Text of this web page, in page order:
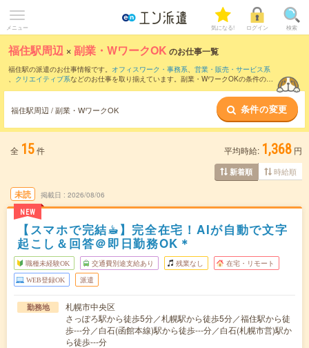
メニュー 気になる! ログイン 検索
福住駅周辺 ×副業・WワークOK のお仕事一覧
福住駅の派遣のお仕事情報です。 オフィスワーク・事務系、 営業・販売・サービス系
、 クリエイティブ系などのお仕事を取り揃えています。副業・WワークOKの条件の他
福住駅周辺 / 副業・WワークOK 条件の変更
全 15件 平均時給: 1,368 円
新着順 時給順
未読
NEW
掲載日 2026/08/06
【スマホで完結☕︎】完全在宅！AIが自動で文字
起こし＆回答＠即日勤務OK＊
職種未経験OK 交通費別途支給あり 残業なし 在宅・リモート
WEB登録OK 派遣
勤務地
札幌市中央区
さっぽろ駅から徒歩5分／札幌駅から徒歩5分／福住駅から徒
歩---分／白石(函館本線)駅から徒歩---分／白石(札幌市営)駅か
ら徒歩---分